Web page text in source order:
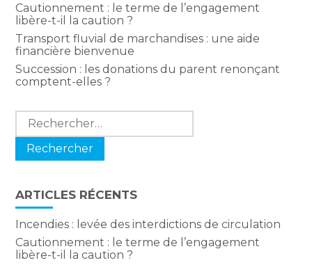
Cautionnement : le terme de l’engagement
libère-t-il la caution ?
Transport fluvial de marchandises : une aide
financière bienvenue
Succession : les donations du parent renonçant
comptent-elles ?
Rechercher :
ARTICLES RÉCENTS
Incendies : levée des interdictions de circulation
Cautionnement : le terme de l’engagement
libère-t-il la caution ?